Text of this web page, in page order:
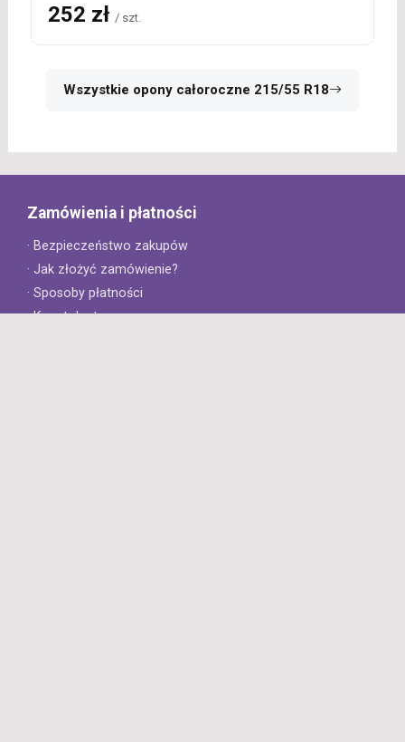
252 zł / szt.
Wszystkie opony całoroczne 215/55 R18
Zamówienia i płatności
· Bezpieczeństwo zakupów
· Jak złożyć zamówienie?
· Sposoby płatności
· Koszt dostawy